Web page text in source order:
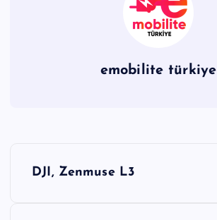
emobilite türkiye
DJI, Zenmuse L3